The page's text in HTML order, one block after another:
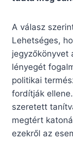
A válasz
Lehetséges,
jegyzőkönyvet
lényegét
politikai
fordítják
szeretett
megtért
ezekről az